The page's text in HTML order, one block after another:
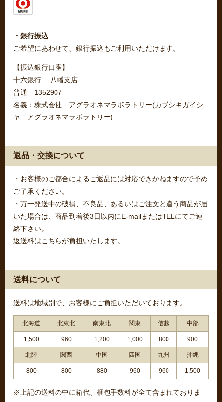
・銀行振込
ご希望にあわせて、銀行振込もご利用いただけます。
【振込銀行口座】
十六銀行 八幡支店
普通 1352907
名義：株式会社 アグラオネマラボラトリー(カブシキガイシ
ャ アグラオネマラボラトリー)
返品・交換について
・お客様のご都合によるご返品には対応できかねますので予め
ご了承ください。
・万一発送中の破損、不良品、あるいはご注文と違う商品が届
いた場合は、商品到着後3日以内にE-mailまたはTELにてご連
絡下さい。
返送料はこちらが負担いたします。
送料について
送料は地域別で、お客様にご負担いただいております。
北海道 北東北 南東北 関東 信越 中部
1,500 960 1,200 1,000 800 900
北陸 関西 中国 四国 九州 沖縄
800 800 880 960 960 1,500
※上記の送料の中に箱代、梱包手数料が全て含まれておりま